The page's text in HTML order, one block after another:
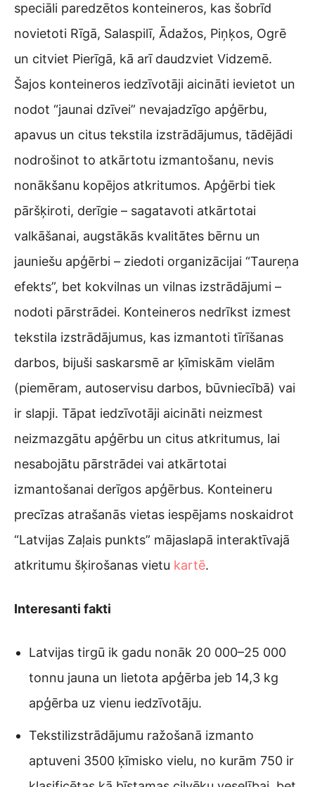
speciāli paredzētos konteineros, kas šobrīd
novietoti Rīgā, Salaspilī, Ādažos, Piņķos, Ogrē
un citviet Pierīgā, kā arī daudzviet Vidzemē.
Šajos konteineros iedzīvotāji aicināti ievietot un
nodot “jaunai dzīvei” nevajadzīgo apģērbu,
apavus un citus tekstila izstrādājumus, tādējādi
nodrošinot to atkārtotu izmantošanu, nevis
nonākšanu kopējos atkritumos. Apģērbi tiek
pāršķiroti, derīgie – sagatavoti atkārtotai
valkāšanai, augstākās kvalitātes bērnu un
jauniešu apģērbi – ziedoti organizācijai “Taureņa
efekts”, bet kokvilnas un vilnas izstrādājumi –
nodoti pārstrādei. Konteineros nedrīkst izmest
tekstila izstrādājumus, kas izmantoti tīrīšanas
darbos, bijuši saskarsmē ar ķīmiskām vielām
(piemēram, autoservisu darbos, būvniecībā) vai
ir slapji. Tāpat iedzīvotāji aicināti neizmest
neizmazgātu apģērbu un citus atkritumus, lai
nesabojātu pārstrādei vai atkārtotai
izmantošanai derīgos apģērbus. Konteineru
precīzas atrašanās vietas iespējams noskaidrot
“Latvijas Zaļais punkts” mājaslapā interaktīvajā
atkritumu šķirošanas vietu kartē.
Interesanti fakti
Latvijas tirgū ik gadu nonāk 20 000–25 000
tonnu jauna un lietota apģērba jeb 14,3 kg
apģērba uz vienu iedzīvotāju.
Tekstilizstrādājumu ražošanā izmanto
aptuveni 3500 ķīmisko vielu, no kurām 750 ir